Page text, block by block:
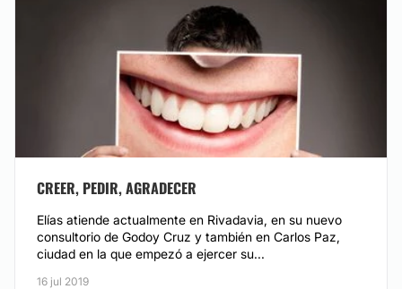
CREER, PEDIR, AGRADECER
Elías atiende actualmente en Rivadavia, en su nuevo
consultorio de Godoy Cruz y también en Carlos Paz,
ciudad en la que empezó a ejercer su...
16 jul 2019